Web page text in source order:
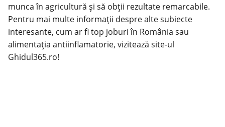
munca în agricultură și să obții rezultate remarcabile.
Pentru mai multe informații despre alte subiecte
interesante, cum ar fi top joburi în România sau
alimentația antiinflamatorie, vizitează site-ul
Ghidul365.ro!